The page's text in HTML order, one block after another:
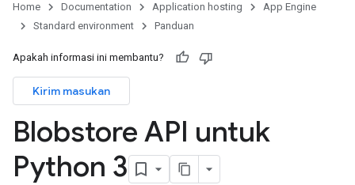
Home Documentation Application hosting
App Engine
Standard environment
Panduan
Apakah informasi ini membantu?
Kirim masukan
Blobstore API untuk
Python 3